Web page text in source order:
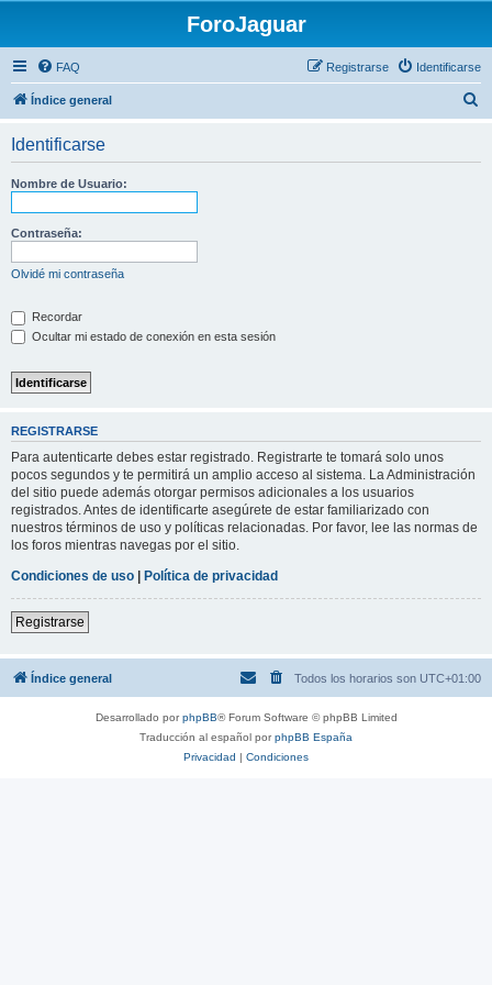
ForoJaguar
FAQ Identificarse
Registrarse
Índice general
Identificarse
Nombre de Usuario:
Contraseña:
Olvidé mi contraseña
Recordar
Ocultar mi estado de conexión en esta sesión
REGISTRARSE
Para autenticarte debes estar registrado. Registrarte te tomará solo unos
pocos segundos y te permitirá un amplio acceso al sistema. La Administración
del sitio puede además otorgar permisos adicionales a los usuarios
registrados. Antes de identificarte asegúrete de estar familiarizado con
nuestros términos de uso y políticas relacionadas. Por favor, lee las normas de
los foros mientras navegas por el sitio.
Condiciones de uso | Política de privacidad
Registrarse
Índice general Todos los horarios son UTC+01:00
Desarrollado porphpBB® Forum Software © phpBB Limited
Traducción al español porphpBB España
Privacidad | Condiciones